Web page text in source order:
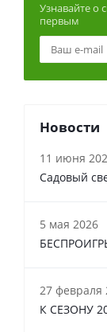
Узнавайте о
первым
Новости
11 июня
Садовый
5 мая 2026
27 февраля
К СЕЗОНУ